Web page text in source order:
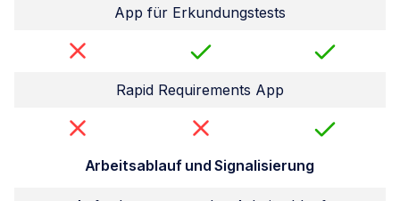
App für Erkundungstests
Rapid Requirements App
Arbeitsablauf und Signalisierung